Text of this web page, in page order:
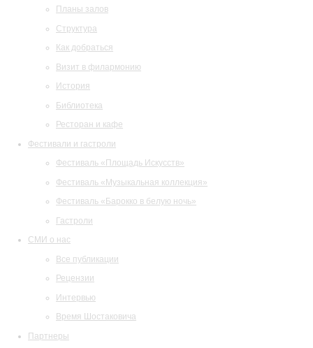
Планы залов
Структура
Как добраться
Визит в филармонию
История
Библиотека
Ресторан и кафе
Фестивали и гастроли
Фестиваль «Площадь Искусств»
Фестиваль «Музыкальная коллекция»
Фестиваль «Барокко в белую ночь»
Гастроли
СМИ о нас
Все публикации
Рецензии
Интервью
Время Шостаковича
Партнеры